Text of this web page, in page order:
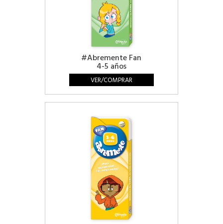
#Abremente Fan
4-5 años
VER/COMPRAR